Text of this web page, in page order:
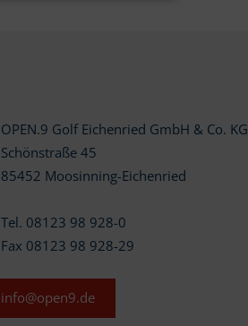
OPEN.9 Golf Eichenried GmbH & Co. KG
Schönstraße 45
85452 Moosinning-Eichenried
Tel. 08123 98 928-0
Fax 08123 98 928-29
info@open9.de